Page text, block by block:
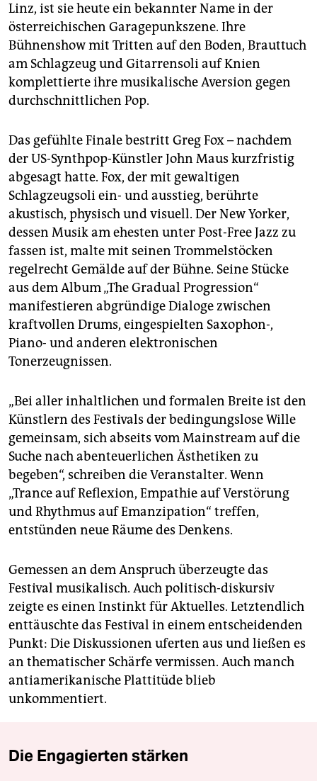
Linz, ist sie heute ein bekannter Name in der
österreichischen Garage­punkszene. Ihre
Bühnenshow mit Tritten auf den Boden, Brauttuch
am Schlagzeug und Gitarrensoli auf Knien
komplettierte ihre musikalische Aversion gegen
durchschnittlichen Pop.
Das gefühlte Finale bestritt Greg Fox – nachdem
der US-Synthpop-Künstler John Maus kurzfristig
abgesagt hatte. Fox, der mit gewaltigen
Schlagzeugsoli ein- und ausstieg, berührte
akustisch, physisch und visuell. Der New Yorker,
dessen Musik am ehesten unter Post-Free Jazz zu
fassen ist, malte mit seinen Trommelstöcken
regelrecht Gemälde auf der Bühne. Seine Stücke
aus dem Album „The Gradual Progression“
manifestieren abgründige Dialoge zwischen
kraftvollen Drums, eingespielten Saxophon-,
Piano- und anderen elektronischen
Tonerzeugnissen.
„Bei aller inhaltlichen und formalen Breite ist den
Künstlern des Festivals der bedingungslose Wille
gemeinsam, sich abseits vom Mainstream auf die
Suche nach abenteuerlichen Ästhetiken zu
begeben“, schreiben die Veranstalter. Wenn
„Trance auf Reflexion, Empathie auf Verstörung
und Rhythmus auf Emanzipation“ treffen,
entstünden neue Räume des Denkens.
Gemessen an dem Anspruch überzeugte das
Festival musikalisch. Auch politisch-diskursiv
zeigte es einen Instinkt für Aktuelles. Letztendlich
enttäuschte das Festival in einem entscheidenden
Punkt: Die Diskussionen uferten aus und ließen es
an thematischer Schärfe vermissen. Auch manch
antiamerikanische Plattitüde blieb
unkommentiert.
Die Engagierten stärken